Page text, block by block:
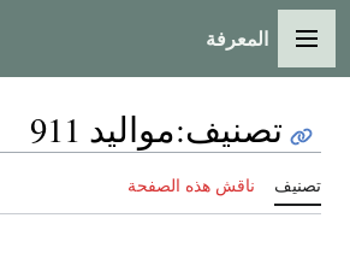
القائمة الرئيسية
المعرفة
تصنيف:مواليد 911
تصنيف ناقش هذه الصفحة